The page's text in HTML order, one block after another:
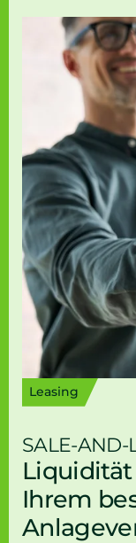
Leasing
SALE-AND-
Ihrem